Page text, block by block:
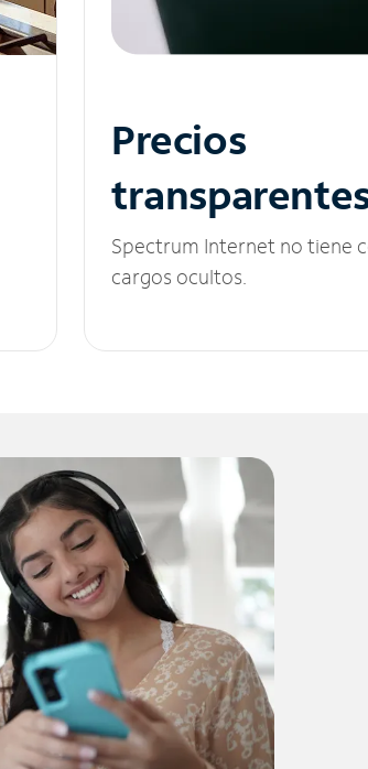
Precios
Spectrum Internet no tiene
cargos ocultos.